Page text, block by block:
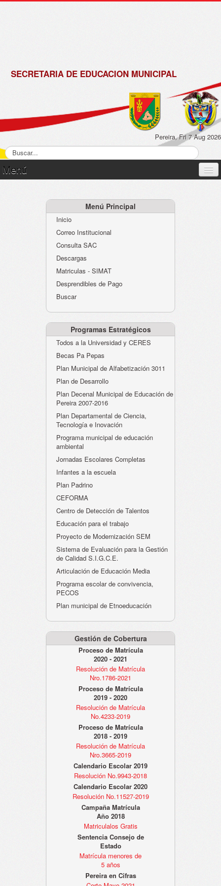
SECRETARIA DE EDUCACION MUNICIPAL
Pereira, Fri 7 Aug 2026
Menú
Atención al Ciudadano
Instituciones Educativas
Despacho Secretaría
Evaluación desempeño
Humano-Cesantías
Menú Principal
Inicio
Correo Institucional
Consulta SAC
Descargas
Matriculas - SIMAT
Desprendibles de Pago
Buscar
Programas Estratégicos
Todos a la Universidad y CERES
Becas Pa Pepas
Plan Municipal de Alfabetización 3011
Plan de Desarrollo
Plan Decenal Municipal de Educación de
Pereira 2007-2016
Plan Departamental de Ciencia,
Tecnología e Inovación
Programa municipal de educación
ambiental
Jornadas Escolares Completas
Infantes a la escuela
Plan Padrino
CEFORMA
Centro de Detección de Talentos
Educación para el trabajo
Proyecto de Modernización SEM
Sistema de Evaluación para la Gestión
de Calidad S.I.G.C.E.
Articulación de Educación Media
Programa escolar de convivencia,
PECOS
Plan municipal de Etnoeducación
Gestión de Cobertura
Proceso de Matrícula
2020 - 2021
Resolución de Matrícula
Nro.1786-2021
Proceso de Matrícula
2019 - 2020
Resolución de Matrícula
No.4233-2019
Proceso de Matrícula
2018 - 2019
Resolución de Matrícula
Nro.3665-2019
Calendario Escolar 2019
Resolución No.9943-2018
Calendario Escolar 2020
Resolución No.11527-2019
Campaña Matrícula
Año 2018
Matriculalos Gratis
Sentencia Consejo de
Estado
Matrícula menores de
5 años
Pereira en Cifras
de